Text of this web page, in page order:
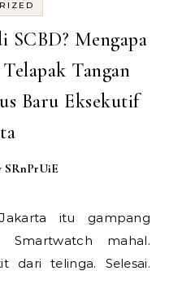
SCBD? Mengapa
Tangan
Baru Eksekutif
SRnPrUiE
Smartwatch mahal.
dari telinga. Selesai.